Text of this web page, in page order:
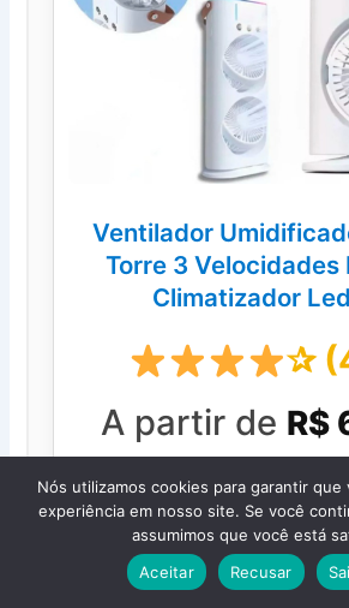
Ventilador
Torre 3 Velocidades
Climatizador
✰
A partir de R$
Comprar na
Nós utilizamos cookies para garantir
experiência em nosso site. Se você
assumimos que você está
Aceitar
Recusar